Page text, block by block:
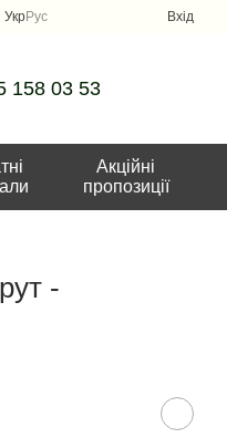
УкрРус Вхід
158 03 53
Акційні
пропозиції
-